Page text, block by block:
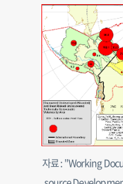
자료 : "Working